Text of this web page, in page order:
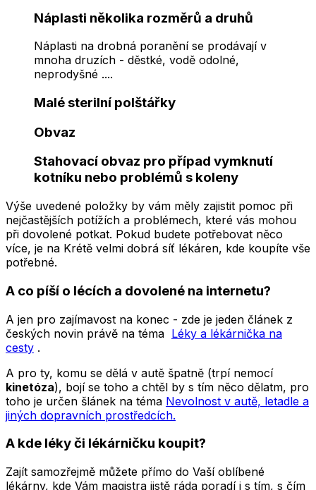
Náplasti několika rozměrů a druhů
Náplasti na drobná poranění se prodávají v
mnoha druzích - děstké, vodě odolné,
neprodyšné ....
Malé sterilní polštářky
Obvaz
Stahovací obvaz pro případ vymknutí
kotníku nebo problémů s koleny
Výše uvedené položky by vám měly zajistit pomoc při
nejčastějších potížích a problémech, které vás mohou
při dovolené potkat. Pokud budete potřebovat něco
více, je na Krétě velmi dobrá síť lékáren, kde koupíte vše
potřebné.
A co píší o lécích a dovolené na internetu?
A jen pro zajímavost na konec - zde je jeden článek z
českých novin právě na téma Léky a lékárnička na
cesty .
A pro ty, komu se dělá v autě špatně (trpí nemocí
kinetóza), bojí se toho a chtěl by s tím něco dělatm, pro
toho je určen šlánek na téma Nevolnost v autě, letadle a
jiných dopravních prostředcích.
A kde léky či lékárničku koupit?
Zajít samozřejmě můžete přímo do Vaší oblíbené
lékárny, kde Vám magistra jistě ráda poradí i s tím, s čím